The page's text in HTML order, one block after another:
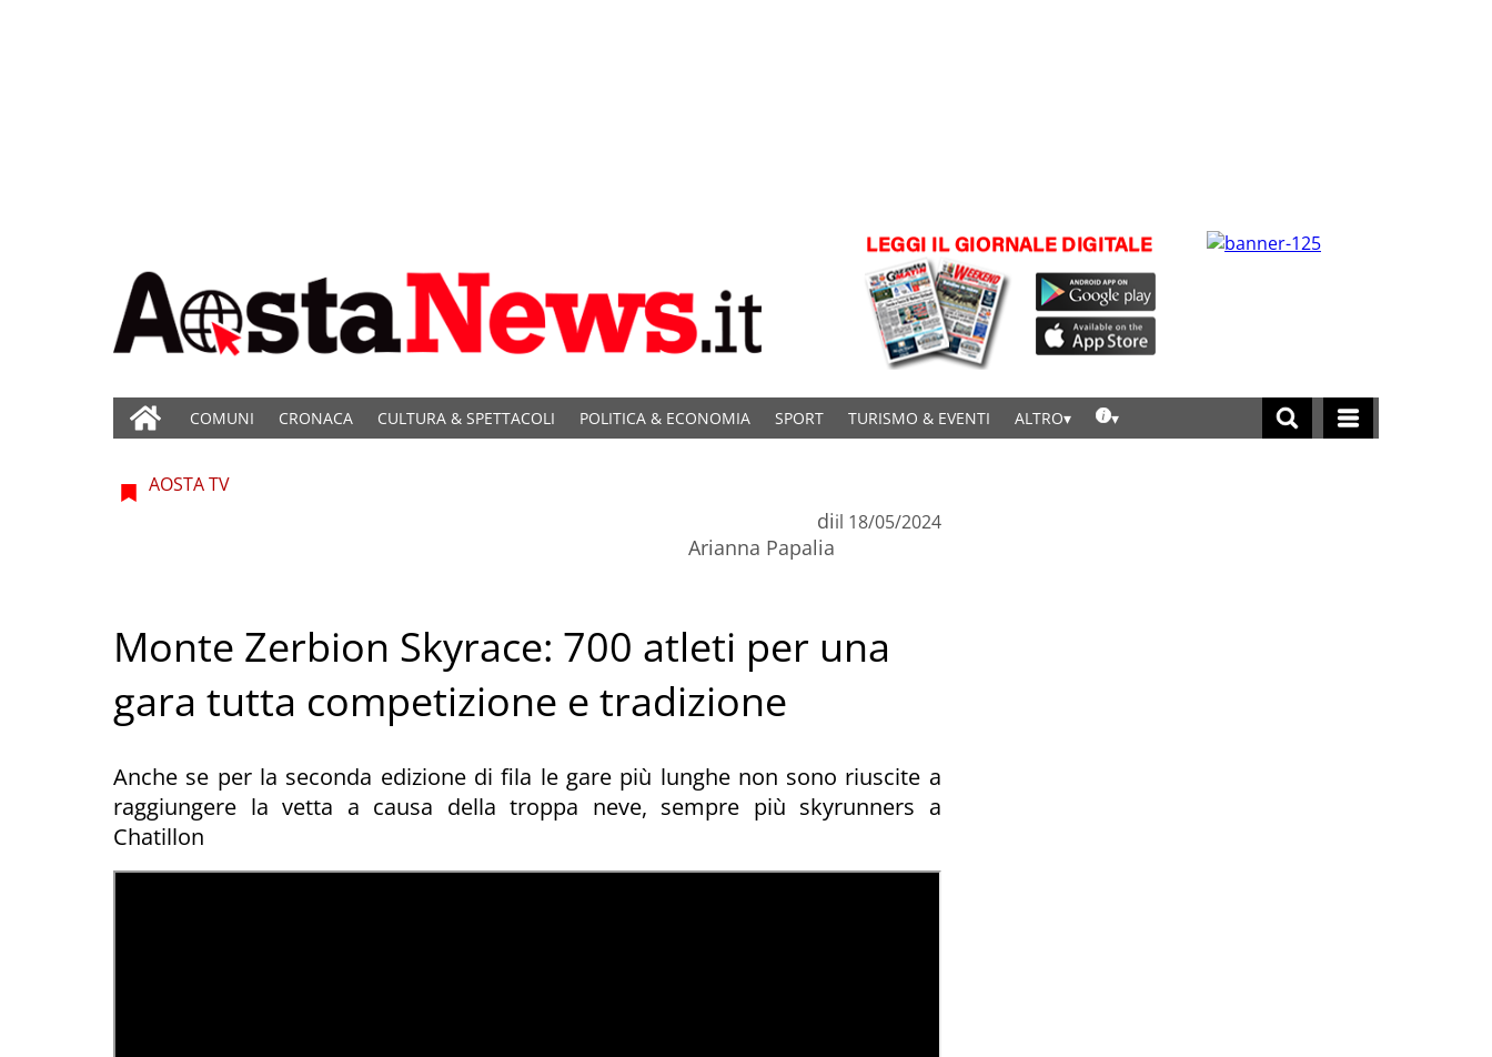
COMUNI CRONACA CULTURA & SPETTACOLI POLITICA & ECONOMIA SPORT TURISMO & EVENTI ALTRO
AOSTA TV
di
Arianna Papalia
il 18/05/2024
Monte Zerbion Skyrace: 700 atleti per una
gara tutta competizione e tradizione
Anche se per la seconda edizione di fila le gare più lunghe non sono riuscite a
raggiungere la vetta a causa della troppa neve, sempre più skyrunners a
Chatillon